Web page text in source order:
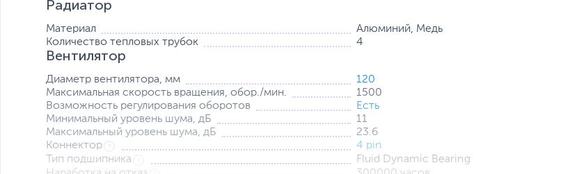
Независимое крепление вентилятора с изолирующими вибрации элементами, установленными на радиаторе.
Радиатор
Материал
Алюминий, Медь
Количество тепловых трубок
4
Вентилятор
Диаметр вентилятора, мм
120
Максимальная скорость вращения, обор./мин.
1500
Возможность регулирования оборотов
Есть
Минимальный уровень шума, дБ
11
Максимальный уровень шума, дБ
23.6
Коннектор
4 pin
Тип подшипника
Fluid Dynamic Bearing